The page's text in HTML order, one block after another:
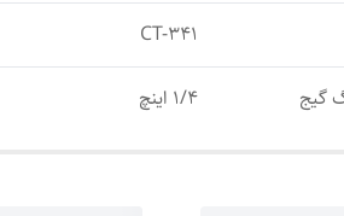
CT-341
گیج ۱/۴ اینچ